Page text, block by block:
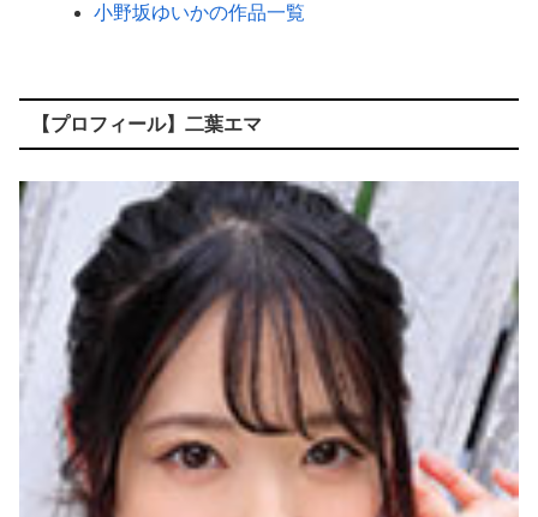
小野坂ゆいかの作品一覧
【プロフィール】二葉エマ